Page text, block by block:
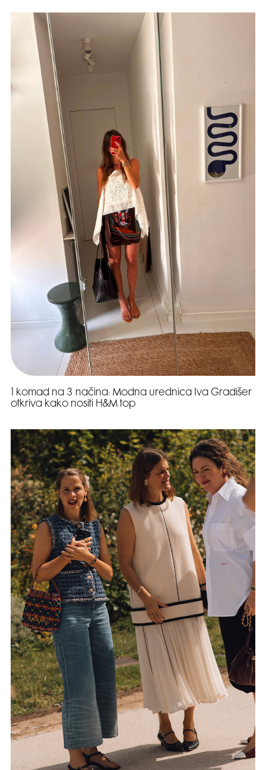
1 komad na 3 načina: Modna urednica Iva Gradišer
otkriva kako nositi H&M top